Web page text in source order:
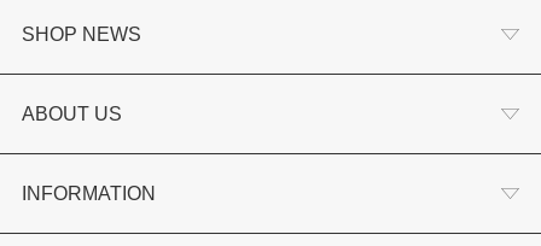
婚約指輪
結婚指輪
セットリング
SHOP NEWS
選ばれる理由まとめ
お客様の声
ABOUT US
会社概要
INFORMATION